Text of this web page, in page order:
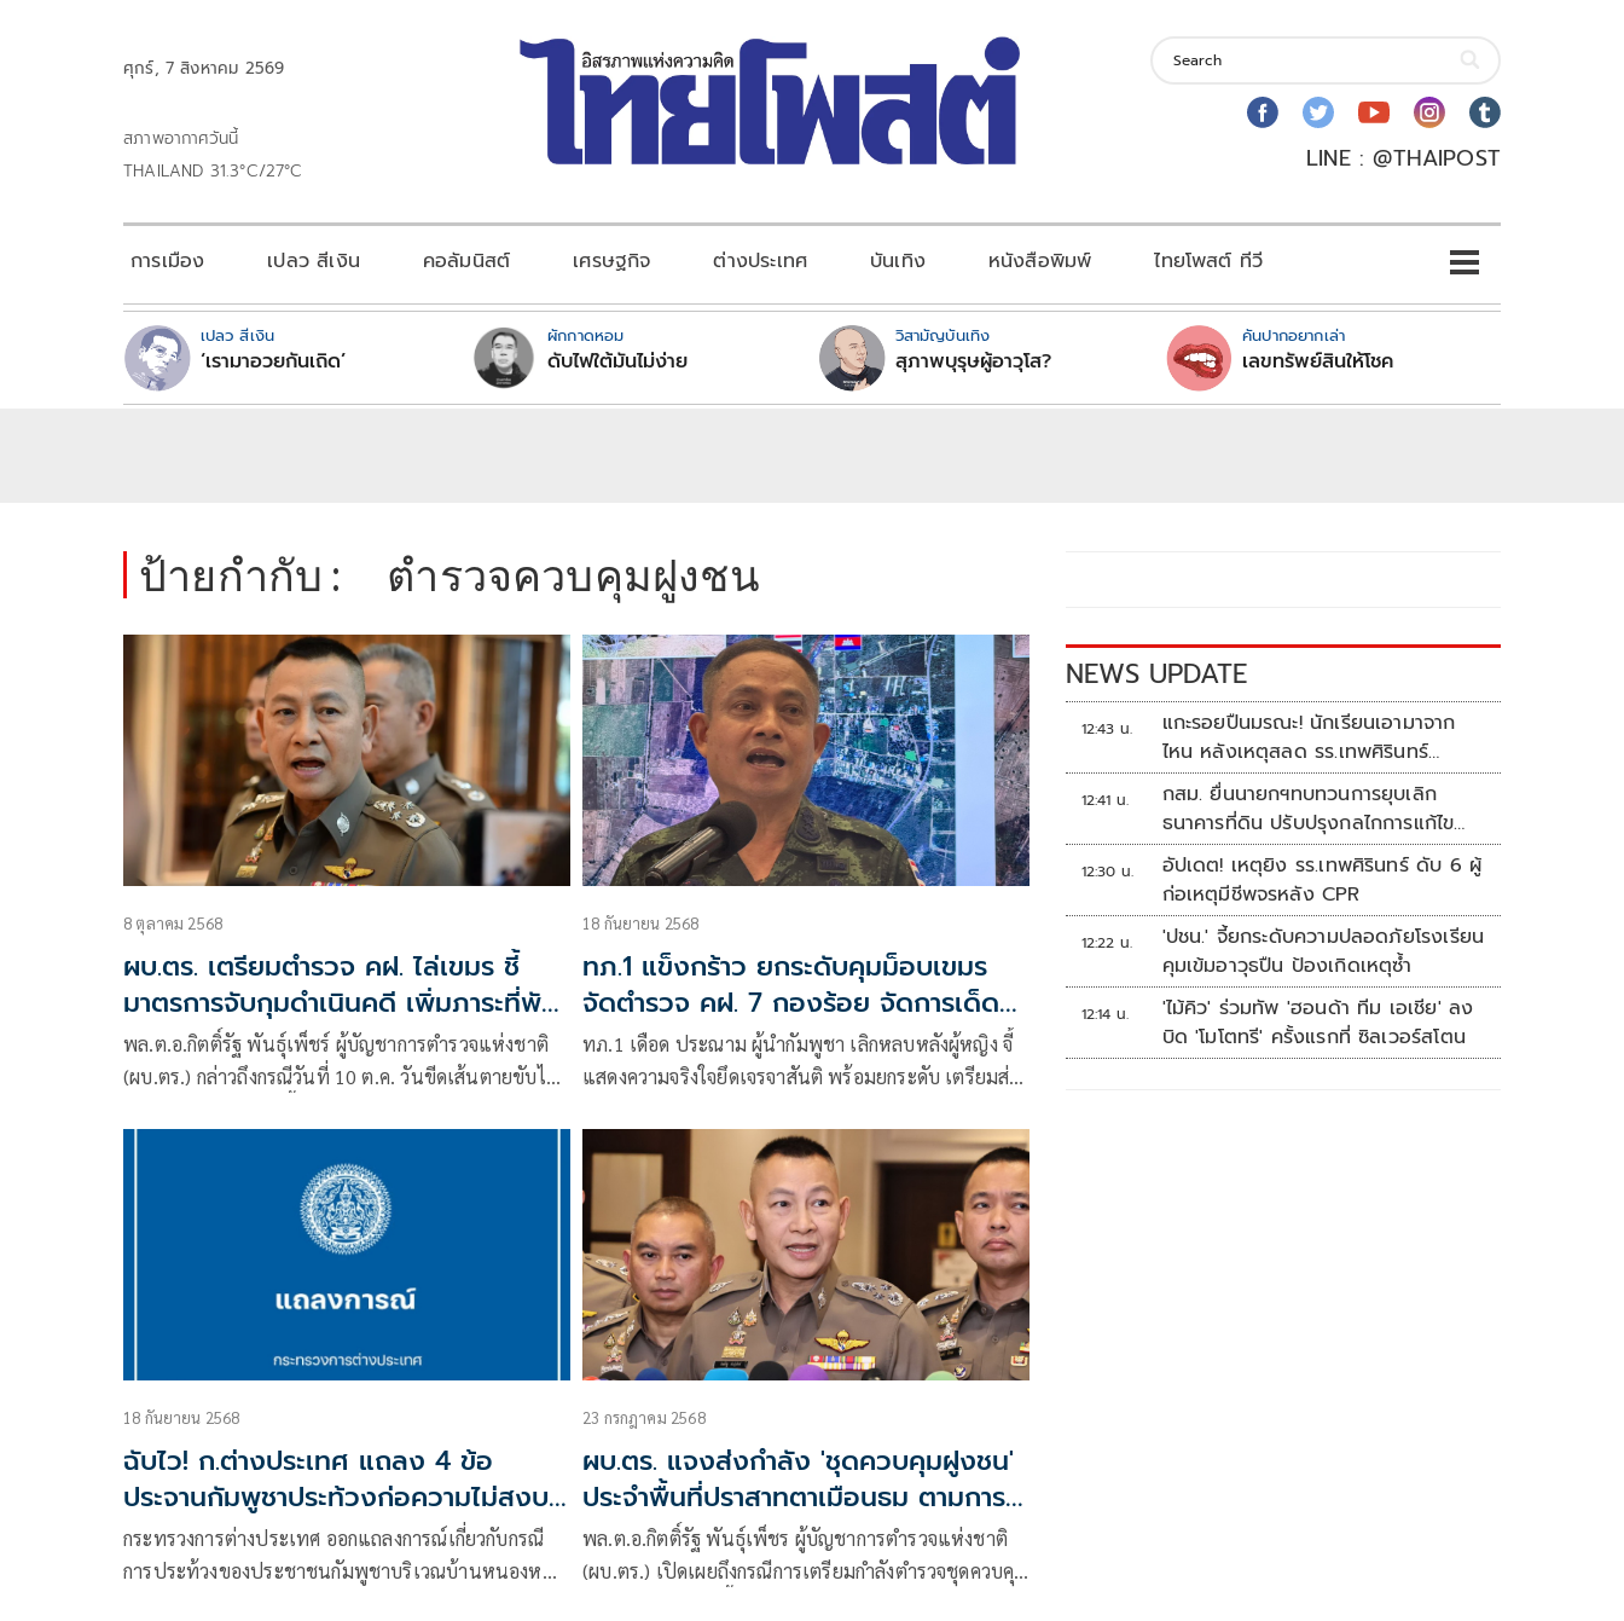
ศุกร์, 7 สิงหาคม 2569
สภาพอากาศวันนี้
THAILAND 31.3°C/27°C
LINE : @THAIPOST
การเมือง เปลว สีเงิน คอลัมนิสต์ เศรษฐกิจ ต่างประเทศ บันเทิง หนังสือพิมพ์ ไทยโพสต์ ทีวี
เปลว สีเงิน
‘เรามาอวยกันเถิด’
ผักกาดหอม
ดับไฟใต้มันไม่ง่าย
วิสามัญบันเทิง
สุภาพบุรุษผู้อาวุโส?
คันปากอยากเล่า
เลขทรัพย์สินให้โชค
ป้ายกำกับ : ตำรวจควบคุมฝูงชน
8 ตุลาคม 2568
ผบ.ตร. เตรียมตำรวจ คฝ. ไล่เขมร ชี้
มาตรการจับกุมดำเนินคดี เพิ่มภาระที่พัก-
อาหาร อาจต้องใช้วิธีอื่น
พล.ต.อ.กิตติ์รัฐ พันธุ์เพ็ชร์ ผู้บัญชาการตำรวจแห่งชาติ
(ผบ.ตร.) กล่าวถึงกรณีวันที่ 10 ต.ค. วันขีดเส้นตายขับไล่
18 กันยายน 2568
ทภ.1 แข็งกร้าว ยกระดับคุมม็อบเขมร
จัดตำรวจ คฝ. 7 กองร้อย จัดการเด็ด
ขาด
ทภ.1 เดือด ประณาม ผู้นำกัมพูชา เลิกหลบหลังผู้หญิง จี้
แสดงความจริงใจยึดเจรจาสันติ พร้อมยกระดับ เตรียมส่ง
จับดำเนินคดี โวยคณะ​ IOT กพช.​ ทำผิดกติกา
18 กันยายน 2568
ฉับไว! ก.ต่างประเทศ แถลง 4 ข้อ
ประจานกัมพูชาประท้วงก่อความไม่สงบ
บ้านหนองหญ้าแก้ว
กระทรวงการต่างประเทศ ออกแถลงการณ์เกี่ยวกับกรณี
การประท้วงของประชาชนกัมพูชาบริเวณบ้านหนองหญ้า
23 กรกฎาคม 2568
ผบ.ตร. แจงส่งกำลัง 'ชุดควบคุมฝูงชน'
ประจำพื้นที่ปราสาทตาเมือนธม ตามการ
ร้องขอทหาร
พล.ต.อ.กิตติ์รัฐ พันธุ์เพ็ชร ผู้บัญชาการตำรวจแห่งชาติ
(ผบ.ตร.) เปิดเผยถึงกรณีการเตรียมกำลังตำรวจชุดควบคุม
NEWS UPDATE
12:43 น.
แกะรอยปืนมรณะ! นักเรียนเอามาจาก
ไหน หลังเหตุสลด รร.เทพศิรินทร์
นนทบุรี
12:41 น.
กสม. ยื่นนายกฯทบทวนการยุบเลิก
ธนาคารที่ดิน ปรับปรุงกลไกการแก้ไข
ปัญหาความเหลื่อมล้ำ
12:30 น.
อัปเดต! เหตุยิง รร.เทพศิรินทร์ ดับ 6 ผู้
ก่อเหตุมีชีพจรหลัง CPR
12:22 น.
'ปชน.' จี้ยกระดับความปลอดภัยโรงเรียน
คุมเข้มอาวุธปืน ป้องเกิดเหตุซ้ำ
12:14 น.
'ไม้คิว' ร่วมทัพ 'ฮอนด้า ทีม เอเชีย' ลง
บิด 'โมโตทรี' ครั้งแรกที่ ซิลเวอร์สโตน